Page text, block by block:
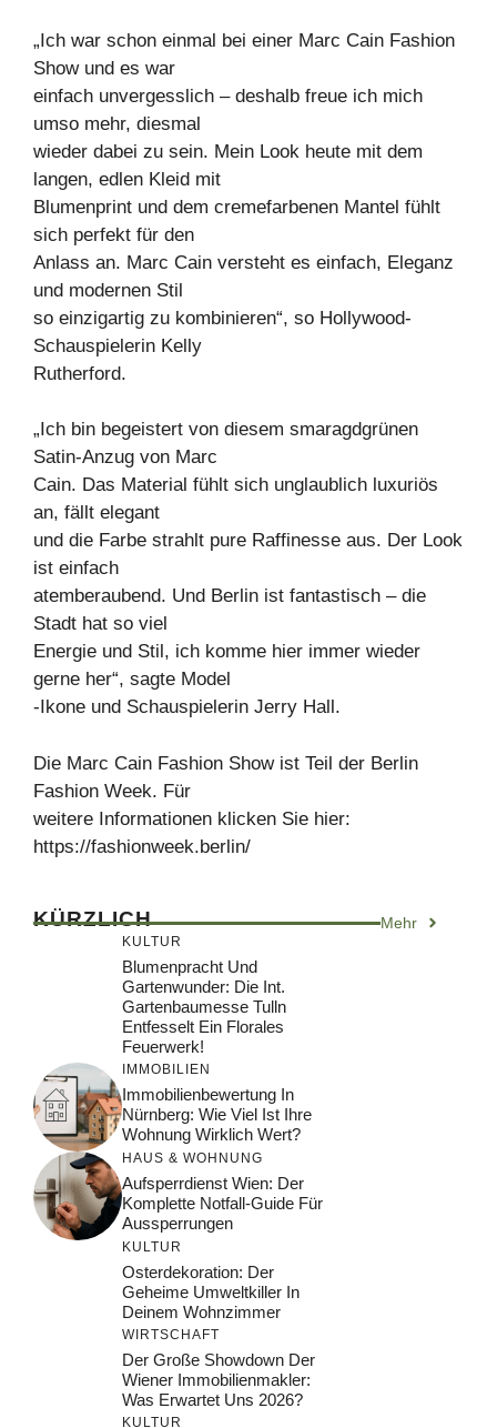
„Ich war schon einmal bei einer Marc Cain Fashion
Show und es war
einfach unvergesslich – deshalb freue ich mich
umso mehr, diesmal
wieder dabei zu sein. Mein Look heute mit dem
langen, edlen Kleid mit
Blumenprint und dem cremefarbenen Mantel fühlt
sich perfekt für den
Anlass an. Marc Cain versteht es einfach, Eleganz
und modernen Stil
so einzigartig zu kombinieren“, so Hollywood-
Schauspielerin Kelly
Rutherford.
„Ich bin begeistert von diesem smaragdgrünen
Satin-Anzug von Marc
Cain. Das Material fühlt sich unglaublich luxuriös
an, fällt elegant
und die Farbe strahlt pure Raffinesse aus. Der Look
ist einfach
atemberaubend. Und Berlin ist fantastisch – die
Stadt hat so viel
Energie und Stil, ich komme hier immer wieder
gerne her“, sagte Model
-Ikone und Schauspielerin Jerry Hall.
Die Marc Cain Fashion Show ist Teil der Berlin
Fashion Week. Für
weitere Informationen klicken Sie hier:
https://fashionweek.berlin/
KÜRZLICH Mehr
KULTUR
Blumenpracht Und
Gartenwunder: Die Int.
Gartenbaumesse Tulln
Entfesselt Ein Florales
Feuerwerk!
IMMOBILIEN
Immobilienbewertung In
Nürnberg: Wie Viel Ist Ihre
Wohnung Wirklich Wert?
HAUS & WOHNUNG
Aufsperrdienst Wien: Der
Komplette Notfall-Guide Für
Aussperrungen
KULTUR
Osterdekoration: Der
Geheime Umweltkiller In
Deinem Wohnzimmer
WIRTSCHAFT
Der Große Showdown Der
Wiener Immobilienmakler:
Was Erwartet Uns 2026?
KULTUR